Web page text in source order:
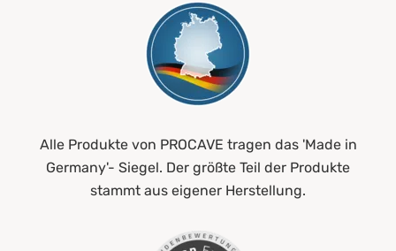
Alle Produkte von PROCAVE tragen das 'Made in
Germany'- Siegel. Der größte Teil der Produkte
stammt aus eigener Herstellung.